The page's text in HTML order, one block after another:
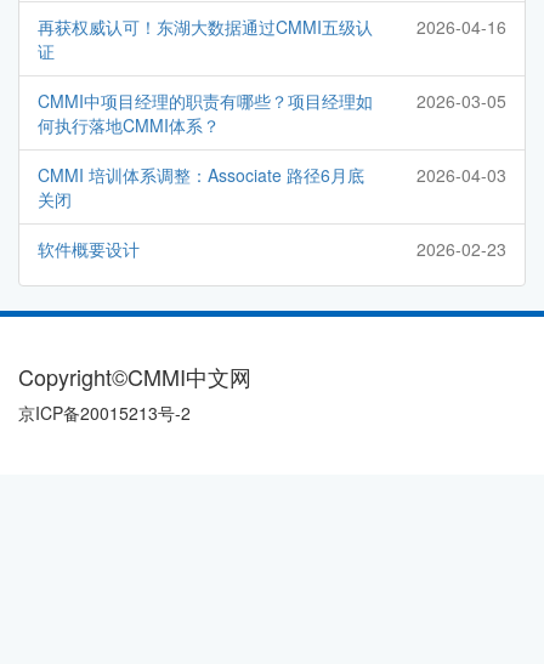
再获权威认可！东湖大数据通过CMMI五级认
证
2026-04-16
CMMI中项目经理的职责有哪些？项目经理如
何执行落地CMMI体系？
2026-03-05
CMMI 培训体系调整：Associate 路径6月底
关闭
2026-04-03
软件概要设计 2026-02-23
Copyright©CMMI中文网
京ICP备20015213号-2